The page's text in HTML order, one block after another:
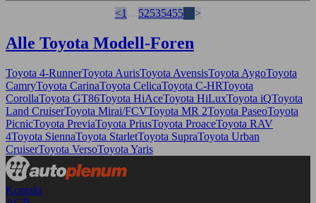
<1 …52535455 >
Alle Toyota Modell-Foren
Toyota 4-RunnerToyota AurisToyota AvensisToyota AygoToyota
CamryToyota CarinaToyota CelicaToyota C-HRToyota
CorollaToyota GT86Toyota HiAceToyota HiLuxToyota iQToyota
Land CruiserToyota Mirai/FCVToyota MR 2Toyota PaseoToyota
PicnicToyota PreviaToyota PriusToyota ProaceToyota RAV
4Toyota SiennaToyota StarletToyota SupraToyota Urban
CruiserToyota VersoToyota Yaris
Kontakt